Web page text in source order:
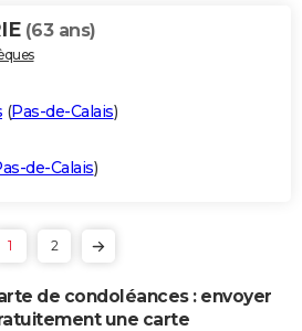
(63 ans)
(Pas-de-Calais)
de-Calais)
1 2
de condoléances : envoyer
une carte